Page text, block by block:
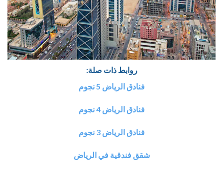
روابط ذات صلة:
فنادق الرياض 5 نجوم
فنادق الرياض 4 نجوم
فنادق الرياض 3 نجوم
شقق فندقية في الرياض